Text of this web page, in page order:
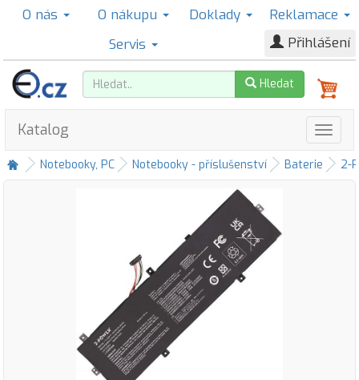
O nás O nákupu Doklady
Reklamace
Servis
Přihlášení
Hledat
Katalog
Notebooky, PC Notebooky - příslušenství Baterie 2-